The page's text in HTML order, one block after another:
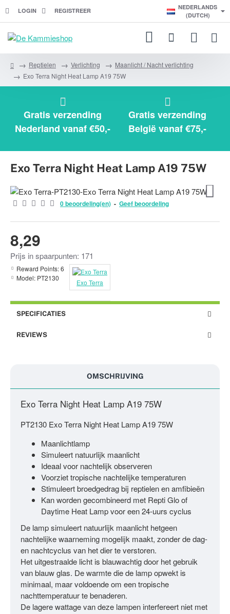
LOGIN REGISTREER
NEDERLANDS
(DUTCH)
Reptielen Verlichting
Maanlicht / Nacht verlichting
Exo Terra Night Heat Lamp A19 75W
Gratis verzending
Nederland vanaf €50,-
Gratis verzending
België vanaf €75,-
Exo Terra Night Heat Lamp A19 75W
0 beoordeling(en) - Geef beoordeling
8,29
Prijs in spaarpunten: 171
Reward Points:6
Model: PT2130
Exo Terra
SPECIFICATIES
REVIEWS
OMSCHRIJVING
Exo Terra Night Heat Lamp A19 75W
PT2130 Exo Terra Night Heat Lamp A19 75W
Maanlichtlamp
Simuleert natuurlijk maanlicht
Ideaal voor nachtelijk observeren
Voorziet tropische nachtelijke temperaturen
Stimuleert broedgedrag bij reptielen en amfibieën
Kan worden gecombineerd met Repti Glo of
Daytime Heat Lamp voor een 24-uurs cyclus
De lamp simuleert natuurlijk maanlicht hetgeen
nachtelijke waarneming mogelijk maakt, zonder de dag-
en nachtcyclus van het dier te verstoren.
Het uitgestraalde licht is blauwachtig door het gebruik
van blauw glas. De warmte die de lamp opwekt is
minimaal, maar voldoende om een tropische
nachttemperatuur te benaderen.
De lagere wattage van deze lampen interfereert niet met